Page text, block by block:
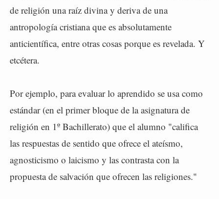
de religión una raíz divina y deriva de una
antropología cristiana que es absolutamente
anticientífica, entre otras cosas porque es revelada. Y
etcétera.
Por ejemplo, para evaluar lo aprendido se usa como
estándar (en el primer bloque de la asignatura de
religión en 1º Bachillerato) que el alumno "califica
las respuestas de sentido que ofrece el ateísmo,
agnosticismo o laicismo y las contrasta con la
propuesta de salvación que ofrecen las religiones."